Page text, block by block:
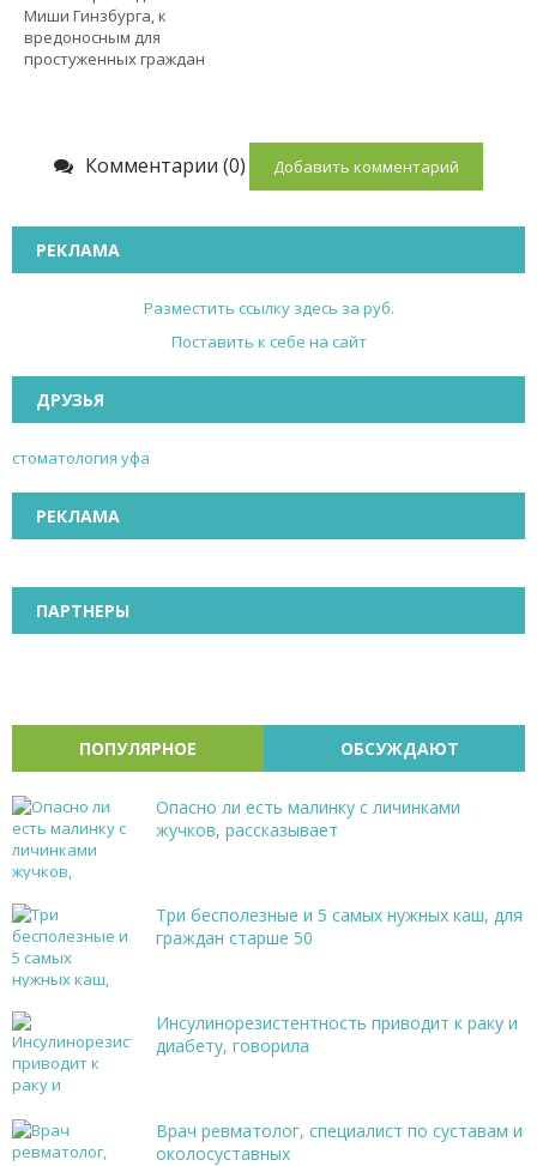
Миши Гинзбурга, к
вредоносным для
простуженных граждан
Комментарии (0) Добавить комментарий
РЕКЛАМА
Разместить ссылку здесь за руб.
Поставить к себе на сайт
ДРУЗЬЯ
стоматология уфа
РЕКЛАМА
ПАРТНЕРЫ
ПОПУЛЯРНОЕ ОБСУЖДАЮТ
Опасно ли есть малинку с личинками
жучков, рассказывает
Три бесполезные и 5 самых нужных каш, для
граждан старше 50
Инсулинорезистентность приводит к раку и
диабету, говорила
Врач ревматолог, специалист по суставам и
околосуставных